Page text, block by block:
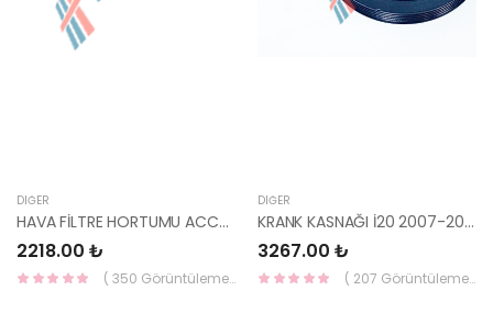
DIĞER
HAVA FİLTRE HORTUMU ACCENT MİNEYUM/ADMİRA 1.3 28138-22653-YS
2218.00 ₺
( 350 Görüntüleme )
DIĞER
KRANK KASNAĞI İ20 2007-2010 1.2 23124-03010-KORE
3267.00 ₺
( 207 Görüntüleme )